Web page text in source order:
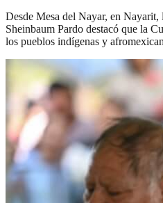
Desde Mesa del Nayar, en Nayarit,
Sheinbaum Pardo destacó que la
los pueblos indígenas y